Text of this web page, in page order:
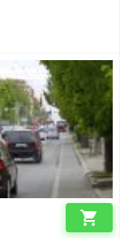
shopping_cart